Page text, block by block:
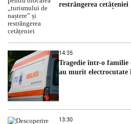
restrângerea cetățeniei
14:35
Tragedie într-o familie
au murit
13:30